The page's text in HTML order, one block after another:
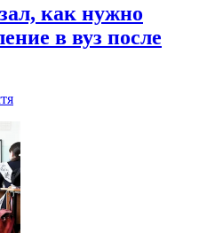
как нужно
в вуз после